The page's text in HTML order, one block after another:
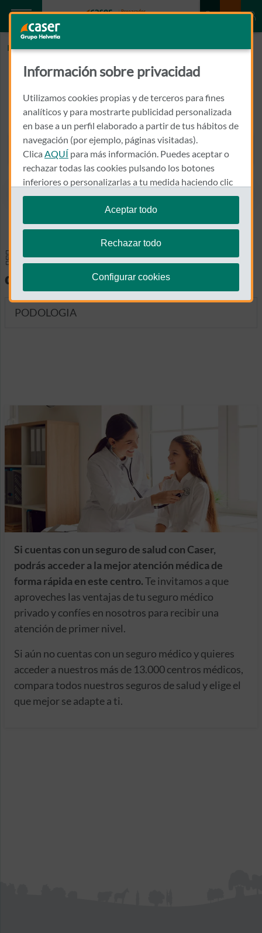
Inicio ALBERICH ESCOI, AIDA
ALBERICH ESCOI, AIDA
12500 - VINAROS
964 459 139
Llamar a ALBERICH ESCOI,
Ver el mapa en Google Maps
Especialidades y pruebas
diagnósticas
PODOLOGIA
Si cuentas con un seguro de salud con Caser,
podrás acceder a la mejor atención médica de
forma rápida en este centro.Te invitamos a que
aproveches las ventajas de tu seguro médico
privado y confíes en nosotros para recibir una
atención de primer nivel.
Si aún no cuentas con un seguro médico y quieres
acceder a nuestros más de 13.000 centros médicos,
compara todos nuestros seguros de salud y elige el
que mejor se adapte a ti.
Información sobre privacidad
Utilizamos cookies propias y de terceros para fines
analíticos y para mostrarte publicidad personalizada
en base a un perfil elaborado a partir de tus hábitos de
navegación (por ejemplo, páginas visitadas).
Clica AQUÍ para más información. Puedes aceptar o
rechazar todas las cookies pulsando los botones
inferiores o personalizarlas a tu medida haciendo clic
en"configurar cookies".
Te recordamos que puedes modificar tus ajustes de
cookies en cualquier momento en la sección
Aceptar todo
Rechazar todo
Configurar cookies